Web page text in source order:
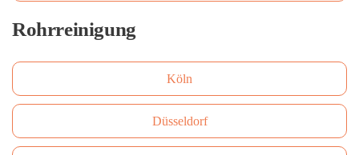
Rohrreinigung
Köln
Düsseldorf